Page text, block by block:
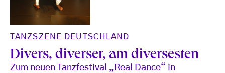
TANZSZENE DEUTSCHLAND
Divers, diverser, am diversesten
Zum neuen Tanzfestival „Real Dance“ in